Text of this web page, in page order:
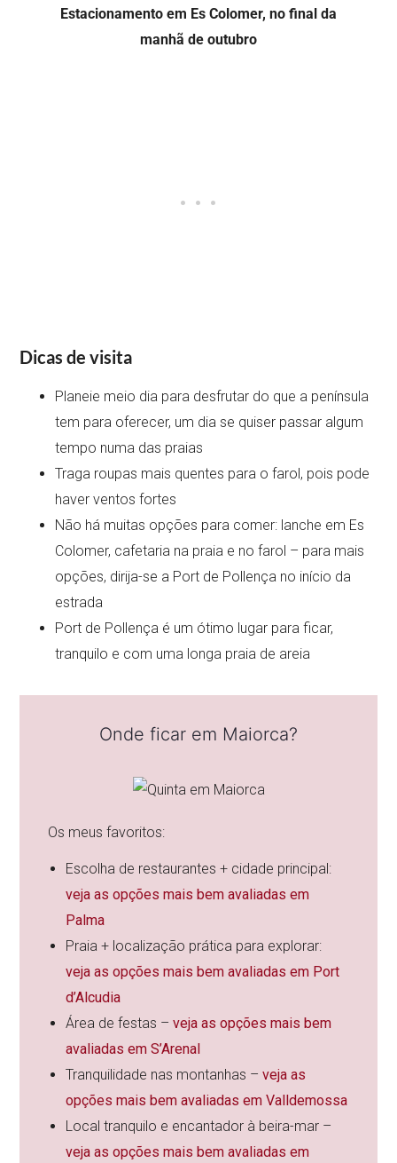
Estacionamento em Es Colomer, no final da
manhã de outubro
Dicas de visita
Planeie meio dia para desfrutar do que a península
tem para oferecer, um dia se quiser passar algum
tempo numa das praias
Traga roupas mais quentes para o farol, pois pode
haver ventos fortes
Não há muitas opções para comer: lanche em Es
Colomer, cafetaria na praia e no farol – para mais
opções, dirija-se a Port de Pollença no início da
estrada
Port de Pollença é um ótimo lugar para ficar,
tranquilo e com uma longa praia de areia
Onde ficar em Maiorca?
Os meus favoritos:
Escolha de restaurantes + cidade principal:
veja as opções mais bem avaliadas em
Palma
Praia + localização prática para explorar:
veja as opções mais bem avaliadas em Port
d’Alcudia
Área de festas –veja as opções mais bem
avaliadas em S’Arenal
Tranquilidade nas montanhas –veja as
opções mais bem avaliadas em Valldemossa
Local tranquilo e encantador à beira-mar –
veja as opções mais bem avaliadas em